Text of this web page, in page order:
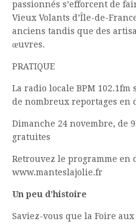
passionnés s’efforcent de
Vieux Volants d’Île-de-
anciens tandis que des
œuvres.
PRATIQUE
La radio locale BPM
de nombreux reportages en
Dimanche 24 novembre, de
gratuites
Retrouvez le programme en
www.manteslajolie.fr
Un peu d’histoire
Saviez-vous que la Foire